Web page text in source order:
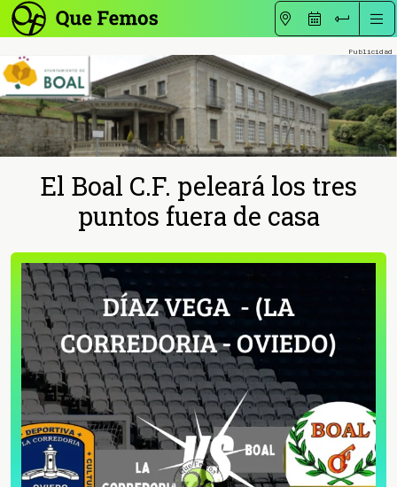
El Boal C.F. peleará los tres
puntos fuera de casa